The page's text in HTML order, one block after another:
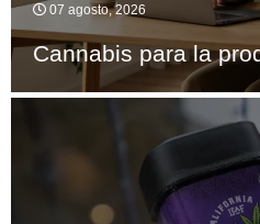
07 agosto, 2026
Cannabis para la